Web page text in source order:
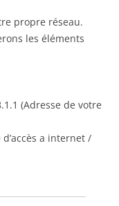
propre réseau.
les éléments
(Adresse de votre
d’accès a internet /